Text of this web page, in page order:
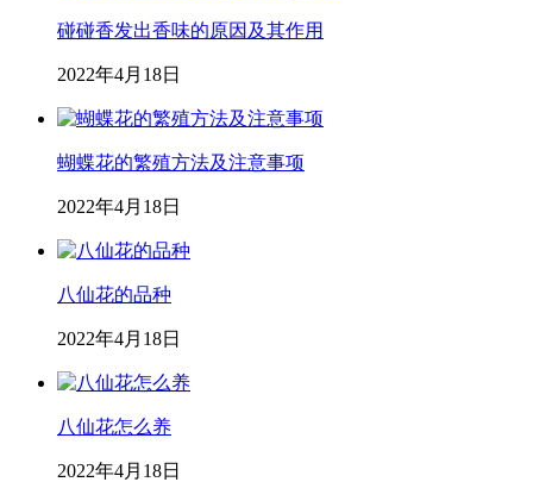
碰碰香发出香味的原因及其作用
2022年4月18日
蝴蝶花的繁殖方法及注意事项
2022年4月18日
八仙花的品种
2022年4月18日
八仙花怎么养
2022年4月18日